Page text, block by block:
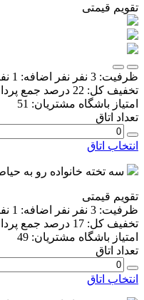
تقویم قیمتی
ظرفیت: 3 نفر نفر اضافه: 1 نفر
تخفیف کل: 22 درصد جمع
امتیاز باشگاه مشتریان: 51
تعداد اتاق
انتخاب اتاق
سه تخته خانواده رو به
تقویم قیمتی
ظرفیت: 3 نفر نفر اضافه: 1 نفر
تخفیف کل: 17 درصد جمع
امتیاز باشگاه مشتریان: 49
تعداد اتاق
انتخاب اتاق